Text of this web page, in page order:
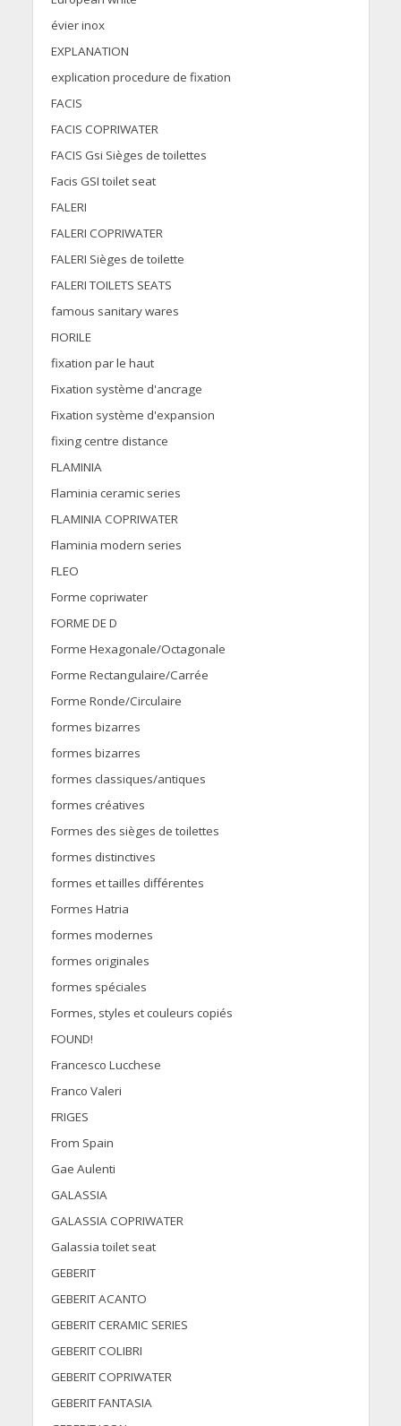
évier inox
EXPLANATION
explication procedure de fixation
FACIS
FACIS COPRIWATER
FACIS Gsi Sièges de toilettes
Facis GSI toilet seat
FALERI
FALERI COPRIWATER
FALERI Sièges de toilette
FALERI TOILETS SEATS
famous sanitary wares
FIORILE
fixation par le haut
Fixation système d'ancrage
Fixation système d'expansion
fixing centre distance
FLAMINIA
Flaminia ceramic series
FLAMINIA COPRIWATER
Flaminia modern series
FLEO
Forme copriwater
FORME DE D
Forme Hexagonale/Octagonale
Forme Rectangulaire/Carrée
Forme Ronde/Circulaire
formes bizarres
formes bizarres
formes classiques/antiques
formes créatives
Formes des sièges de toilettes
formes distinctives
formes et tailles différentes
Formes Hatria
formes modernes
formes originales
formes spéciales
Formes, styles et couleurs copiés
FOUND!
Francesco Lucchese
Franco Valeri
FRIGES
From Spain
Gae Aulenti
GALASSIA
GALASSIA COPRIWATER
Galassia toilet seat
GEBERIT
GEBERIT ACANTO
GEBERIT CERAMIC SERIES
GEBERIT COLIBRI
GEBERIT COPRIWATER
GEBERIT FANTASIA